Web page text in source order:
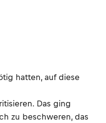
hatten, auf diese
Das ging
zu beschweren, das